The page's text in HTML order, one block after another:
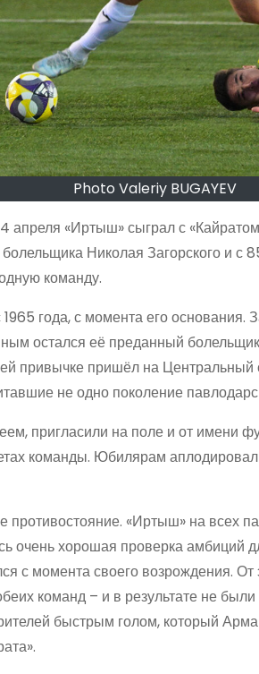
Photo Valeriy BUGAYEV
«Иртыш» сыграл с
Николая Загорского и с
команду.
года, с момента его основания.
остался её преданный
привычке пришёл на Центральный
не одно поколение
пригласили на поле и от имени
команды. Юбилярам
противостояние. «Иртыш» на всех
очень хорошая проверка амбиций
с момента своего возрождения.
команд – и в результате не
быстрым голом, который